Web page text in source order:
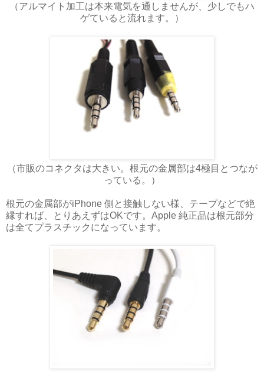
（アルマイト加工は本来電気を通しませんが、少しでもハ
ゲていると流れます。）
（市販のコネクタは大きい。根元の金属部は4極目とつなが
っている。）
根元の金属部がiPhone 側と接触しない様、テープなどで絶
縁すれば、とりあえずはOKです。Apple 純正品は根元部分
は全てプラスチックになっています。